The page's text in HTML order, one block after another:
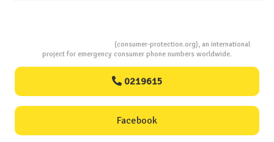
(consumer-protection.org), an international
project for emergency consumer phone numbers worldwide.
0219615
Facebook